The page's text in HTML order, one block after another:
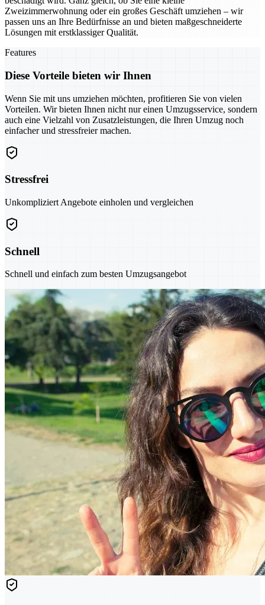
Zweizimmerwohnung oder ein großes Geschäft umziehen – wir
passen uns an Ihre Bedürfnisse an und bieten maßgeschneiderte
Lösungen mit erstklassiger Qualität.
Features
Diese Vorteile bieten wir Ihnen
Wenn Sie mit uns umziehen möchten, profitieren Sie von vielen
Vorteilen. Wir bieten Ihnen nicht nur einen Umzugsservice, sondern
auch eine Vielzahl von Zusatzleistungen, die Ihren Umzug noch
einfacher und stressfreier machen.
Stressfrei
Unkompliziert Angebote einholen und vergleichen
Schnell
Schnell und einfach zum besten Umzugsangebot